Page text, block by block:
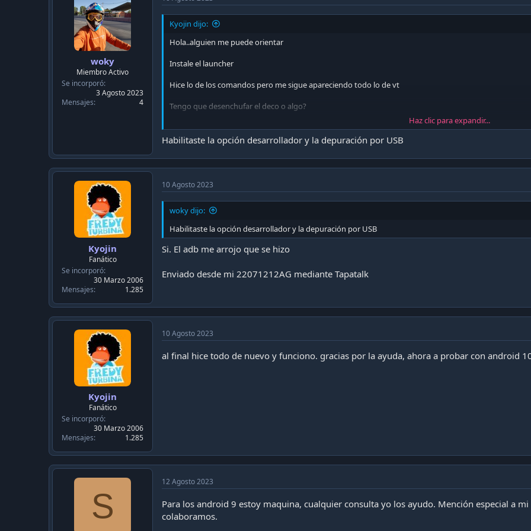
woky
Miembro Activo
Se incorporó
3 Agosto 2023
Mensajes
4
Kyojin dijo:
Hola..alguien me puede orientar
Instale el launcher
Hice lo de los comandos pero me sigue apareciendo todo lo de vt
Tengo que desenchufar el deco o algo?
Esta con android 9. Despues pruebo otro q tengo con android 10
Haz clic para expandir...
Habilitaste la opción desarrollador y la depuración por USB
Kyojin
Fanático
Se incorporó
30 Marzo 2006
Mensajes
1.285
10 Agosto 2023
woky dijo:
Habilitaste la opción desarrollador y la depuración por USB
Si. El adb me arrojo que se hizo
Enviado desde mi 22071212AG mediante Tapatalk
Kyojin
Fanático
Se incorporó
30 Marzo 2006
Mensajes
1.285
10 Agosto 2023
al final hice todo de nuevo y funciono. gracias por la ayuda, ahora a probar con android
S
12 Agosto 2023
Para los android 9 estoy maquina, cualquier consulta yo los ayudo. Mención especial a
colaboramos.